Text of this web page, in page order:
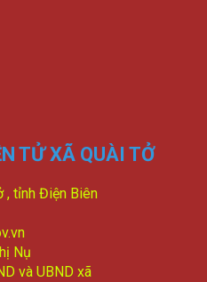
TỬ XÃ QUÀI TỞ
, tỉnh Điện Biên
Nụ
và UBND xã